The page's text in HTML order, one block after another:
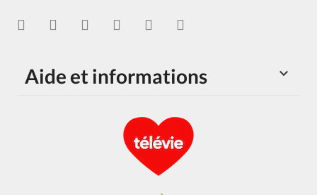

Aide et informations